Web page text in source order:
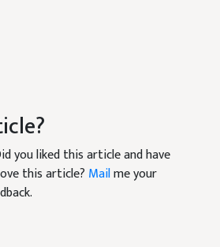
you liked this article and have
this article? Mailme your